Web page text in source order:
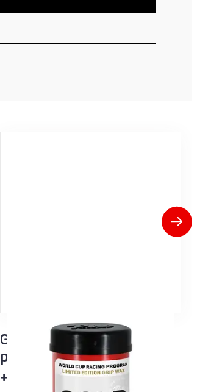
Gold Racing Service
purkkipito
+2...-2°C sekalumi